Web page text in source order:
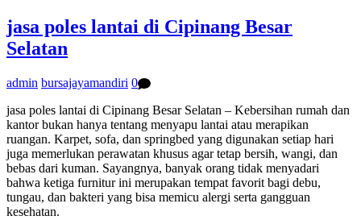
jasa poles lantai di Cipinang Besar
Selatan
admin bursajayamandiri 0
jasa poles lantai di Cipinang Besar Selatan – Kebersihan rumah dan
kantor bukan hanya tentang menyapu lantai atau merapikan
ruangan. Karpet, sofa, dan springbed yang digunakan setiap hari
juga memerlukan perawatan khusus agar tetap bersih, wangi, dan
bebas dari kuman. Sayangnya, banyak orang tidak menyadari
bahwa ketiga furnitur ini merupakan tempat favorit bagi debu,
tungau, dan bakteri yang bisa memicu alergi serta gangguan
kesehatan.